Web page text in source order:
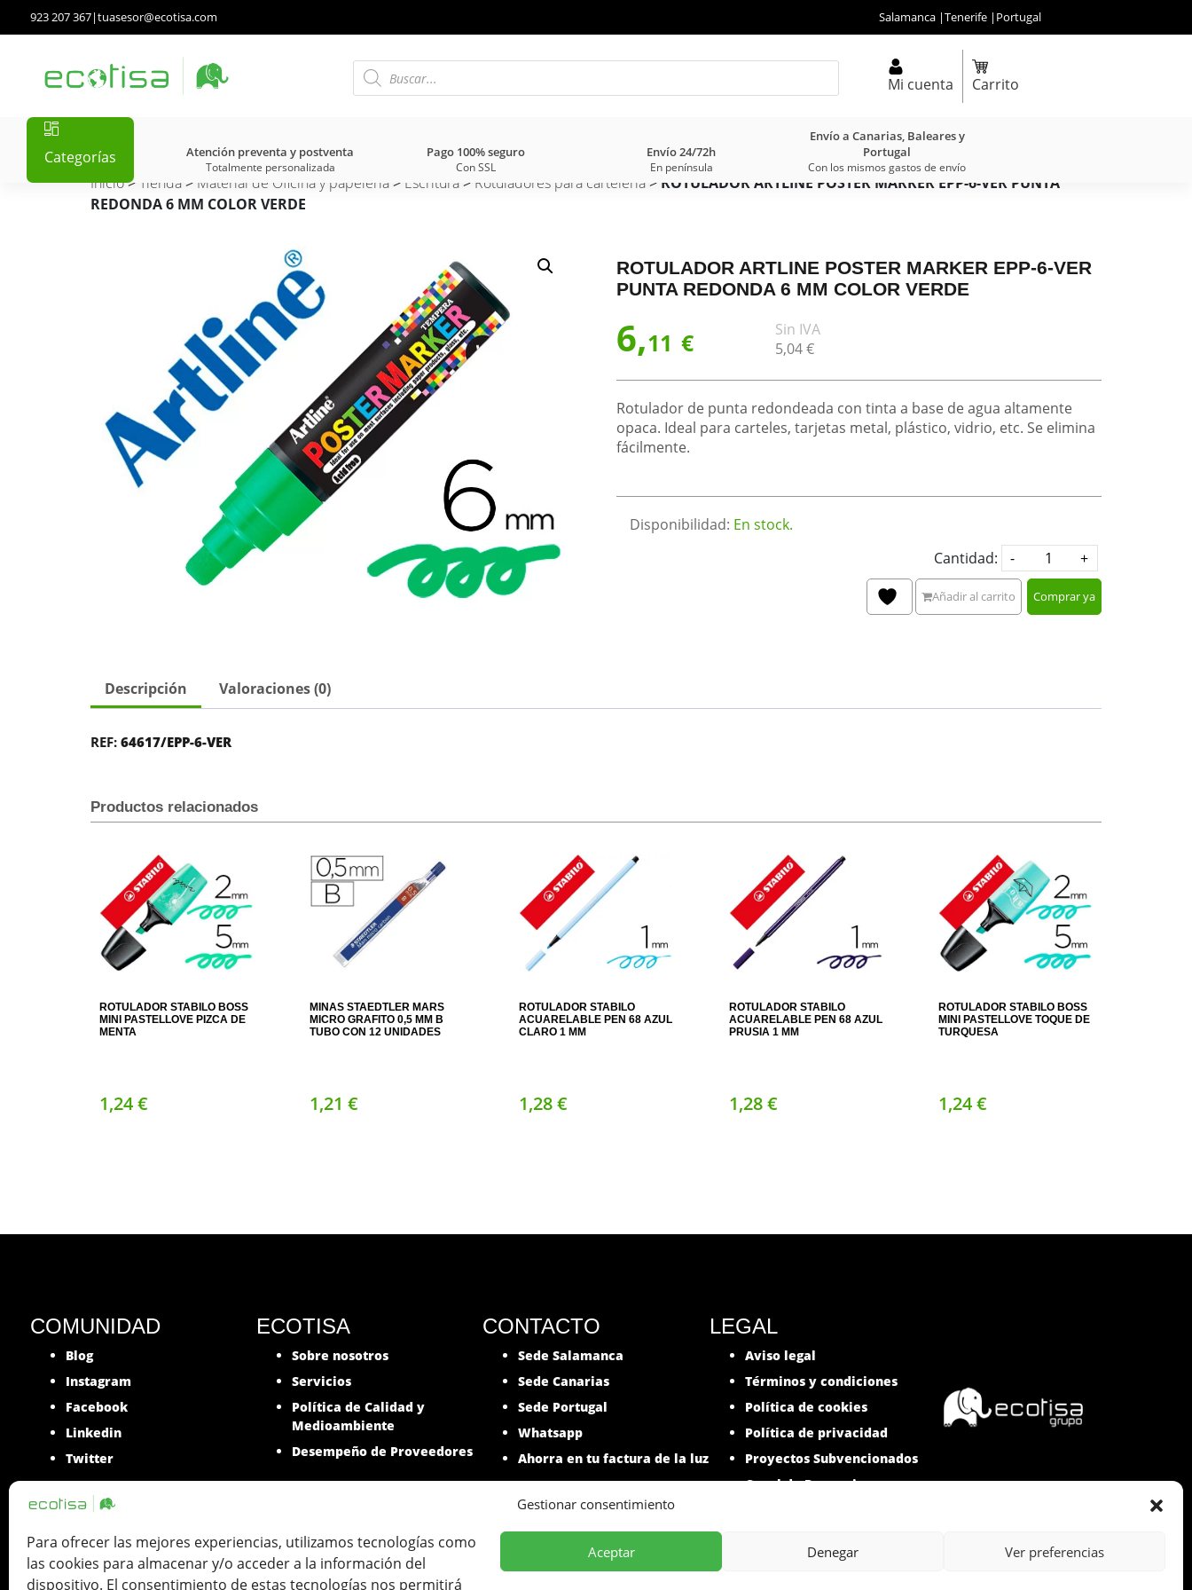
Gestionar consentimiento
Para ofrecer las mejores experiencias, utilizamos tecnologías como
las cookies para almacenar y/o acceder a la información del
dispositivo. El consentimiento de estas tecnologías nos permitirá
Aceptar Denegar Ver preferencias
923 207 367|tuasesor@ecotisa.com Salamanca |Tenerife | Portugal
Mi cuenta Carrito
Categorías Atención preventa y postventa
Totalmente personalizada
Pago 100% seguro
Con SSL
Envío 24/72h
En península
Envío a Canarias, Baleares y
Portugal
Con los mismos gastos de envío
Inicio> Tienda> Material de Oficina y papelería> Escritura> Rotuladores para carteleria> ROTULADOR ARTLINE POSTER MARKER EPP-6-VER PUNTA
REDONDA 6 MM COLOR VERDE
ROTULADOR ARTLINE POSTER MARKER EPP-6-VER
PUNTA REDONDA 6 MM COLOR VERDE
6,11 €
Sin IVA
5,04€
Rotulador de punta redondeada con tinta a base de agua altamente
opaca. Ideal para carteles, tarjetas metal, plástico, vidrio, etc. Se elimina
fácilmente.
Disponibilidad: En stock.
Cantidad:
Añadir al carrito Comprar ya
Descripción Valoraciones (0)
REF: 64617/EPP-6-VER
Productos relacionados
ROTULADOR STABILO BOSS
MINI PASTELLOVE PIZCA DE
MENTA
1,24€
MINAS STAEDTLER MARS
MICRO GRAFITO 0,5 MM B
TUBO CON 12 UNIDADES
1,21 €
ROTULADOR STABILO
ACUARELABLE PEN 68 AZUL
CLARO 1 MM
1,28€
ROTULADOR STABILO
ACUARELABLE PEN 68 AZUL
PRUSIA 1 MM
1,28 €
ROTULADOR STABILO BOSS
MINI PASTELLOVE TOQUE DE
TURQUESA
1,24€
COMUNIDAD
Blog
Instagram
Facebook
Linkedin
Twitter
ECOTISA
Sobre nosotros
Servicios
Política de Calidad y
Medioambiente
Desempeño de Proveedores
CONTACTO
Sede Salamanca
Sede Canarias
Sede Portugal
Whatsapp
Ahorra en tu factura de la luz
LEGAL
Aviso legal
Términos y condiciones
Política de cookies
Política de privacidad
Proyectos Subvencionados
Canal de Denuncias
Ecotisa una Tinta de Impresión SLU. ha participado en el Programa de Iniciación a la Exportación ICEX-Next, y ha contado con el apoyo